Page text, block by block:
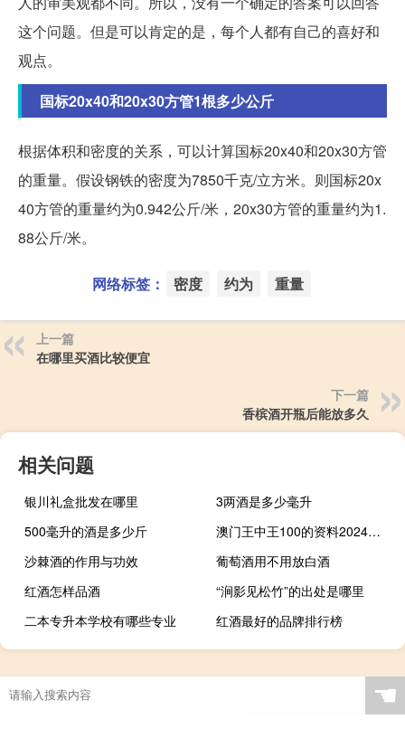
这个问题。但是可以肯定的是，每个人都有自己的喜好和
观点。
国标20x40和20x30方管1根多少公斤
根据体积和密度的关系，可以计算国标20x40和20x30方管
的重量。假设钢铁的密度为7850千克/立方米。则国标20x
40方管的重量约为0.942公斤/米，20x30方管的重量约为1.
88公斤/米。
网络标签： 密度 约为 重量
上一篇
在哪里买酒比较便宜
下一篇
香槟酒开瓶后能放多久
相关问题
银川礼盒批发在哪里
3两酒是多少毫升
500毫升的酒是多少斤
澳门王中王100的资料2024年_智能AI深度解析_百度大脑版A12.26.22
沙棘酒的作用与功效
葡萄酒用不用放白酒
红酒怎样品酒
“涧影见松竹”的出处是哪里
二本专升本学校有哪些专业
红酒最好的品牌排行榜
☚